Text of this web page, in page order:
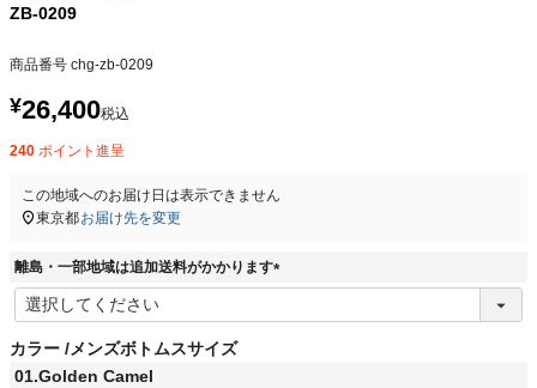
ZB-0209
商品番号 chg-zb-0209
¥26,400税込
240 ポイント進呈
この地域へのお届け日は表示できません
東京都お届け先を変更
離島・一部地域は追加送料がかかります
(
カラー
メンズボトムスサイズ
01.Golden Camel